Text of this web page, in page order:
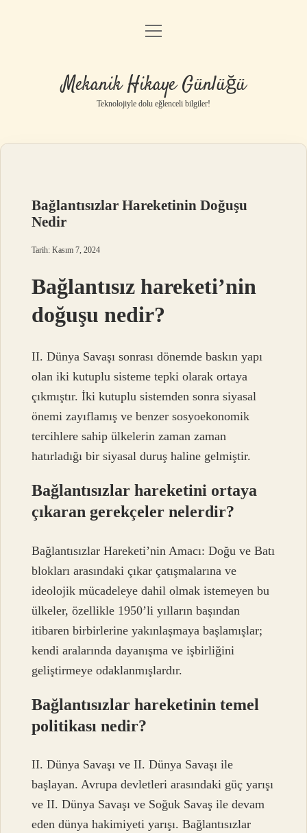
Anasayfa
Yasal Uyarı
menüyü
Mekanik Hikaye Günlüğü
Teknolojiyle dolu eğlenceli bilgiler!
Bağlantısızlar Hareketinin Doğuşu
Nedir
Tarih: Kasım 7, 2024
Bağlantısız hareketi’nin
doğuşu nedir?
II. Dünya Savaşı sonrası dönemde baskın yapı
olan iki kutuplu sisteme tepki olarak ortaya
çıkmıştır. İki kutuplu sistemden sonra siyasal
önemi zayıflamış ve benzer sosyoekonomik
tercihlere sahip ülkelerin zaman zaman
hatırladığı bir siyasal duruş haline gelmiştir.
Bağlantısızlar hareketini ortaya
çıkaran gerekçeler nelerdir?
Bağlantısızlar Hareketi’nin Amacı: Doğu ve Batı
blokları arasındaki çıkar çatışmalarına ve
ideolojik mücadeleye dahil olmak istemeyen bu
ülkeler, özellikle 1950’li yılların başından
itibaren birbirlerine yakınlaşmaya başlamışlar;
kendi aralarında dayanışma ve işbirliğini
geliştirmeye odaklanmışlardır.
Bağlantısızlar hareketinin temel
politikası nedir?
II. Dünya Savaşı ve II. Dünya Savaşı ile
başlayan. Avrupa devletleri arasındaki güç yarışı
ve II. Dünya Savaşı ve Soğuk Savaş ile devam
eden dünya hakimiyeti yarışı. Bağlantısızlar